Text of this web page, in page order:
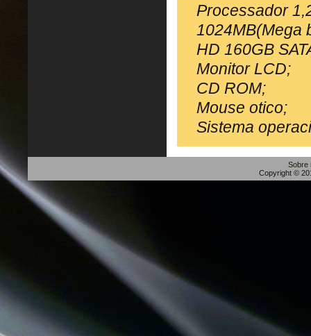
Processador
1024MB(Mega
HD 160GB
Monitor LCD;
CD ROM;
Mouse otico;
Sistema
Sobre
Copyright ©